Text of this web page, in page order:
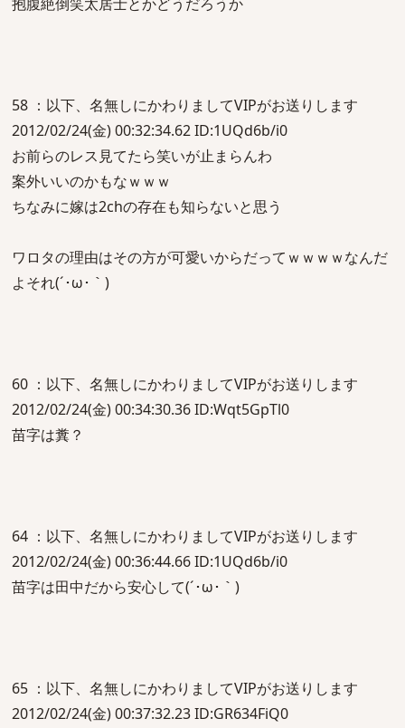
58 ：以下、名無しにかわりましてVIPがお送りします
2012/02/24(金) 00:32:34.62 ID:1UQd6b/i0
お前らのレス見てたら笑いが止まらんわ
案外いいのかもなｗｗｗ
ちなみに嫁は2chの存在も知らないと思う
ワロタの理由はその方が可愛いからだってｗｗｗｗなんだ
よそれ(´･ω･｀)
60 ：以下、名無しにかわりましてVIPがお送りします
2012/02/24(金) 00:34:30.36 ID:Wqt5GpTl0
苗字は糞？
64 ：以下、名無しにかわりましてVIPがお送りします
2012/02/24(金) 00:36:44.66 ID:1UQd6b/i0
苗字は田中だから安心して(´･ω･｀)
65 ：以下、名無しにかわりましてVIPがお送りします
2012/02/24(金) 00:37:32.23 ID:GR634FiQ0